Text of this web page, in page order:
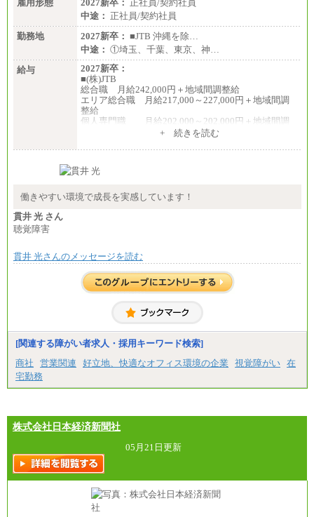
雇用形態 2027新卒：
正社員/契約社員
中途： 正社員/契約社員
勤務地
2027新卒： ■JTB 沖縄を除…
中途： ①埼玉、千葉、東京、神…
給与
2027新卒：
■(株)JTB
総合職 月給242,000円＋地域間調整給
エリア総合職 月給217,000～227,000円＋地域間調
整給
個人専門職 月給202,000～202,000円＋地域間調
総合職 月給208,000～235,000円
※詳細はJTBキャリアサイトよりご確認ください。
総合職 月給220,000～230,000円＋地域間調整給
整給
※詳細はJTBキャリアサイトよりご確認ください。
■(株)JTBコミュニケーションデザイン
総合職 月給230,000円
みなし残業手当：20,000円（一律支給）※みなし
残業手当の残業時間は10.43時間。
間に応じて、時間外手当等を支給。
■（株）JTBグローバルマーケティング＆トラベル
訪日事業職 月給202,000～227,000円＋地域間調整
給
※詳細はJTBキャリアサイトよりご確認ください。
■(株)JTBビジネストランスフォーム
総合職 月給205,000～225,000円＋地域間調整給
エリア総合職 月給185,000円＋地域間調整給
+ 続きを読む
働きやすい環境で成長を実感しています！
貫井 光 さん
聴覚障害
貫井 光さんのメッセージを読む
[関連する障がい者求人・採用キーワード検索]
商社
営業関連 好立地、快適なオフィス環境の企業 視覚障がい 在
宅勤務
株式会社日本経済新聞社
05月21日更新